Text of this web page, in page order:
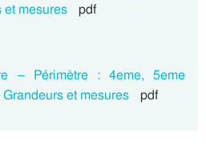
et mesures
pdf
– Périmètre : 4eme, 5eme
et mesures
pdf